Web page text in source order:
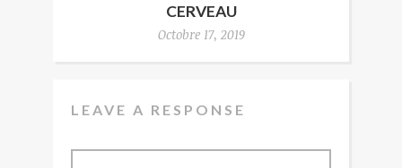
CERVEAU
Octobre 17, 2019
LEAVE A RESPONSE